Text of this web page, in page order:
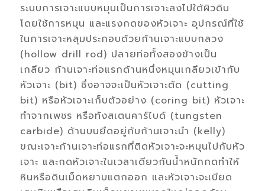
ระบบการเจาะแบบหมุนเป็นการเจาะลงไปใต้ผิวดิน
โดยใช้การหมุน และแรงกดของหัวเจาะ อุปกรณ์ที่ใช้
ในการเจาะหลุมประกอบด้วยก้านเจาะแบบกลวง
(hollow drill rod) ปลายท่อทั้งสองข้างเป็น
เกลียว ก้านเจาะท่อแรกด้านหนึ่งหมุนเกลียวเข้ากับ
หัวเจาะ (bit) ซึ่งอาจจะเป็นหัวเจาะตัด (cutting
bit) หรือหัวเจาะเก็บตัวอย่าง (coring bit) หัวเจาะ
ทำจากเพชร หรือทังสเตนคาร์ไบด์ (tungsten
carbide) ด้านบนยึดอยู่กับก้านเจาะนำ (kelly)
ขณะเจาะก้านเจาะท่อแรกที่ติดหัวเจาะจะหมุนไปกับหัว
เจาะ และกดหัวเจาะในเวลาเดียวกันนํ้าหนักกดทำให้
หินหรือดินเม็ดหยาบแตกออก และหัวเจาะจะเบียด